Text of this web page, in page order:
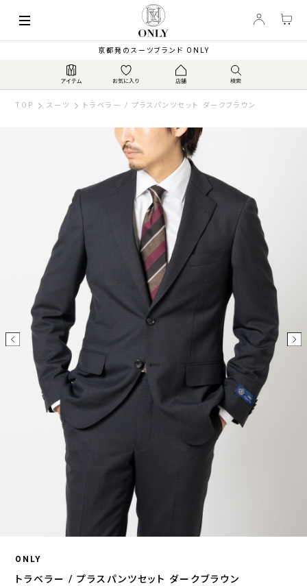
京都発のスーツブランド ONLY
TOP スーツ トラベラー / プラスパンツセット ダークブラウン
ONLY
トラベラー / プラスパンツセット ダークブラウン